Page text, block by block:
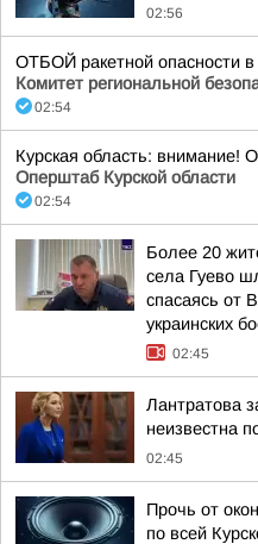
02:56
ОТБОЙ ракетной опасности в
Комитет региональной
02:54
Курская область: внимание!
Оперштаб Курской области
02:54
Более 20
села Гуево
спасаясь от
украинских
02:45
Лантратова
неизвестна
02:45
Прочь от
по всей